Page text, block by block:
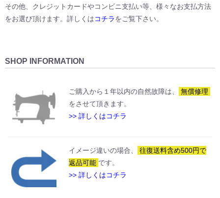
その他、クレジットカードやコンビニ支払い等、様々なお支払方法
をお選び頂けます。詳しくはコチラをご覧下さい。
SHOP INFORMATION
ご購入から１年以内の自然故障は、
無償修理
をさせて頂きます。
>> 詳しくはコチラ
イメージ違いの場合、
往復送料含め500円で
返品可能 です。
>> 詳しくはコチラ